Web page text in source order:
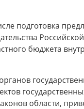
подготовка
бюджета
области,